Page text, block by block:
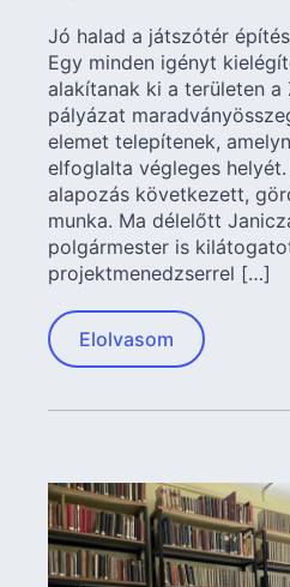
Jó halad a játszótér
Egy minden igényt
alakítanak ki a területen a
pályázat
elemet telepítenek,
elfoglalta végleges
alapozás következett,
munka. Ma délelőtt
polgármester is
projektmenedzserrel […]
Elolvasom